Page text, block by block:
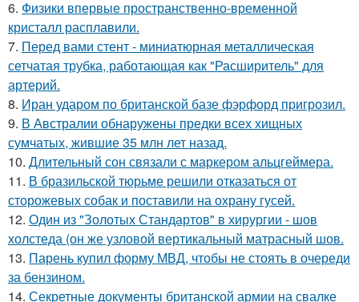
6. Физики впервые пространственно-временной
кристалл расплавили.
7. Перед вами стент - миниатюрная металлическая
сетчатая трубка, работающая как "Расширитель" для
артерий.
8. Иран ударом по британской базе фэрфорд пригрозил.
9. В Австралии обнаружены предки всех хищных
сумчатых, жившие 35 млн лет назад.
10. Длительный сон связали с маркером альцгеймера.
11. В бразильской тюрьме решили отказаться от
сторожевых собак и поставили на охрану гусей.
12. Один из "Золотых Стандартов" в хирургии - шов
холстеда (он же узловой вертикальный матрасный шов.
13. Парень купил форму МВД, чтобы не стоять в очереди
за бензином.
14. Секретные документы британской армии на свалке